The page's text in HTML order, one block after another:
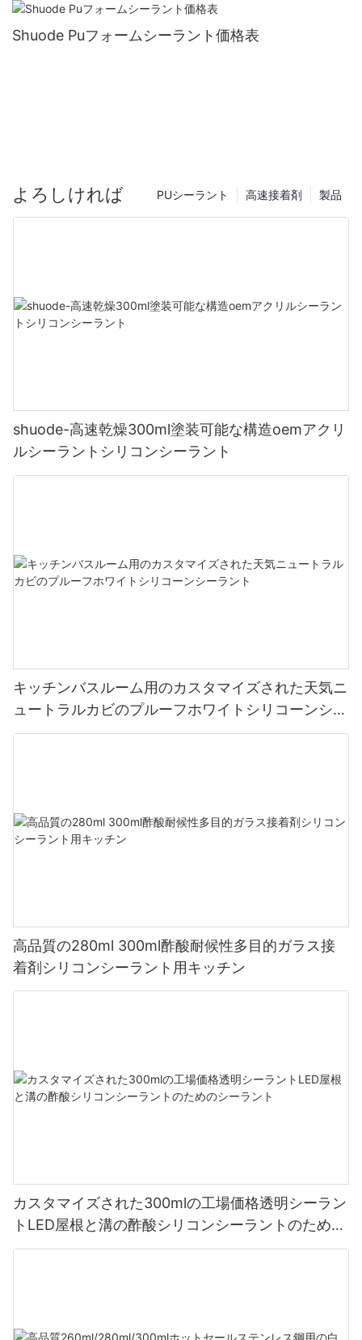
Shuode Puフォームシーラント価格表
よろしければ 製品
高速接着剤
PUシーラント
shuode-高速乾燥300ml塗装可能な構造oemアクリ
ルシーラントシリコンシーラント
キッチンバスルーム用のカスタマイズされた天気ニ
ュートラルカビのプルーフホワイトシリコーンシー
ラント
高品質の280ml 300ml酢酸耐候性多目的ガラス接
着剤シリコンシーラント用キッチン
カスタマイズされた300mlの工場価格透明シーラン
トLED屋根と溝の酢酸シリコンシーラントのための
シーラント